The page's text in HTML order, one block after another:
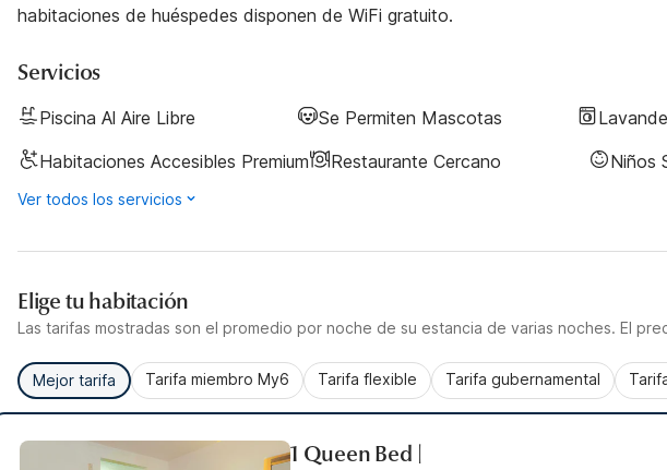
habitaciones de huéspedes disponen de WiFi gratuito.
Servicios
Piscina Al Aire Libre Se Permiten Mascotas
Habitaciones Accesibles Premium
Restaurante Cercano Niños
Ver todos los servicios
Elige tu habitación
Las tarifas mostradas son el promedio por noche de su estancia de varias noches. El
Mejor tarifa Tarifa miembro My6 Tarifa flexible Tarifa gubernamental
1 Queen Bed |